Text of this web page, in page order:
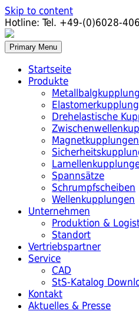
Skip to content
Hotline: Tel. +49-(0)6028-
Primary Menu
Startseite
Produkte
Drehelastische
Magnetkupplungen
Spannsätze
Schrumpfscheiben
Wellenkupplungen
Unternehmen
Produktion &
Standort
Vertriebspartner
Service
CAD
StS-Katalog
Kontakt
Aktuelles & Presse